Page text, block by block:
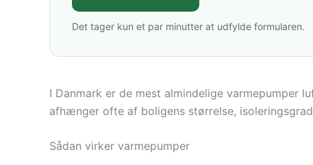
Det tager kun et par minutter at udfylde formularen.
I Danmark er de mest almindelige
afhænger ofte af boligens størrelse,
Sådan virker varmepumper